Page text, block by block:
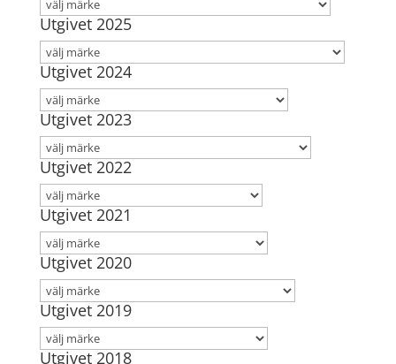
Utgivet 2025
Utgivet 2024
Utgivet 2023
Utgivet 2022
Utgivet 2021
Utgivet 2020
Utgivet 2019
Utgivet 2018